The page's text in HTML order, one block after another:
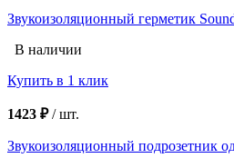
Звукоизоляционный герметик
В наличии
Купить в 1 клик
1423 ₽/шт.
Звукоизоляционный подрозетник